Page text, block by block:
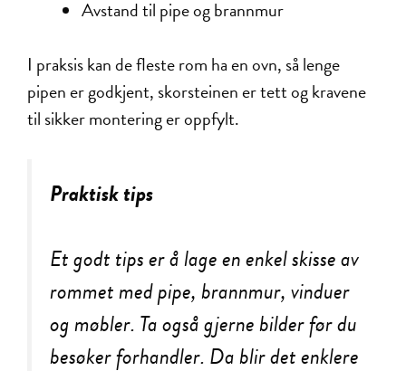
Avstand til pipe og brannmur
I praksis kan de fleste rom ha en ovn, så lenge
pipen er godkjent, skorsteinen er tett og kravene
til sikker montering er oppfylt.
Praktisk tips
Et godt tips er å lage en enkel skisse av
rommet med pipe, brannmur, vinduer
og møbler. Ta også gjerne bilder før du
besøker forhandler. Da blir det enklere